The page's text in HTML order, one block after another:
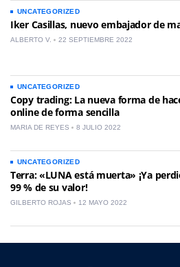
UNCATEGORIZED
Iker Casillas, nuevo embajador de
ALBERTO V. 22 SEPTIEMBRE 2022
UNCATEGORIZED
Copy trading: La nueva forma de
online de forma sencilla
MARIA DE REYES 8 JULIO 2022
UNCATEGORIZED
Terra: «LUNA está muerta» ¡Ya
99 % de su valor!
GILBERTO ROJAS 12 MAYO 2022